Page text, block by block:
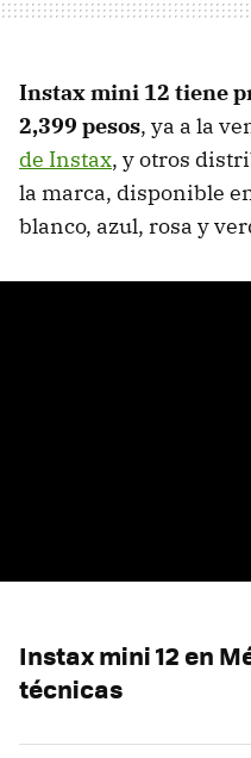
Instax mini 12 tiene
2,399 pesos, ya a la
de Instax, y otros
la marca, disponible
blanco, azul, rosa y
Instax mini 12 en
técnicas